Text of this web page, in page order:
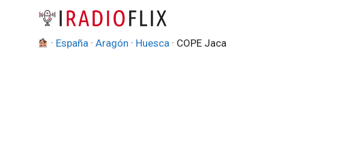
contenido
· España ·Aragón · Huesca · COPE Jaca